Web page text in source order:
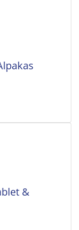
&